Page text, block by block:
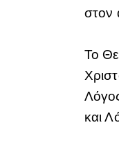
στον
Το
και